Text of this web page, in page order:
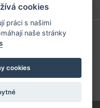
cookies
práci s našimi
naše stránky
cookies